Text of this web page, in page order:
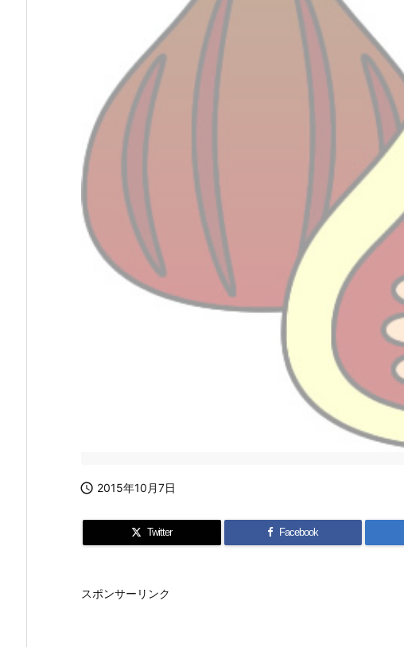
 2015年10月7日
Twitter Facebook
スポンサーリンク